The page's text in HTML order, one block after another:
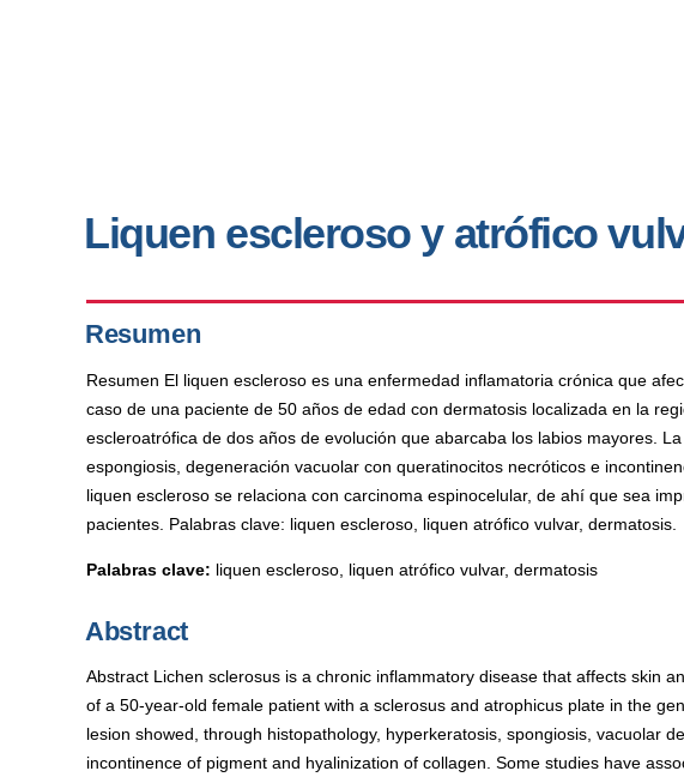
Liquen escleroso y atrófico
Resumen
Resumen El liquen escleroso es una enfermedad inflamatoria crónica que
caso de una paciente de 50 años de edad con dermatosis localizada en la
escleroatrófica de dos años de evolución que abarcaba los labios mayores.
espongiosis, degeneración vacuolar con queratinocitos necróticos e
liquen escleroso se relaciona con carcinoma espinocelular, de ahí que sea
pacientes. Palabras clave: liquen escleroso, liquen atrófico vulvar, dermatosis.
Palabras clave: liquen escleroso, liquen atrófico vulvar, dermatosis
Abstract
Abstract Lichen sclerosus is a chronic inflammatory disease that affects skin
of a 50-year-old female patient with a sclerosus and atrophicus plate in the
lesion showed, through histopathology, hyperkeratosis, spongiosis, vacuolar
incontinence of pigment and hyalinization of collagen. Some studies have